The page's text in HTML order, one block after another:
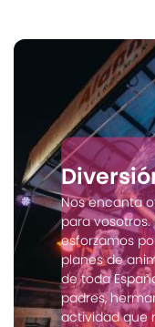
Nos encanta
para
esforzamos
planes de
de toda
padres,
actividad que